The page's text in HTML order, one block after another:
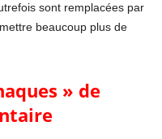
sont remplacées par
beaucoup plus de
» de